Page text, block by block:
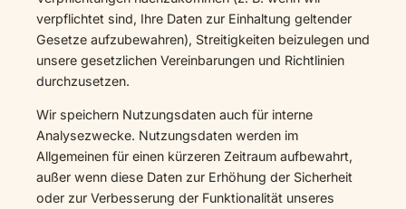
verpflichtet sind, Ihre Daten zur Einhaltung geltender
Gesetze aufzubewahren), Streitigkeiten beizulegen und
unsere gesetzlichen Vereinbarungen und Richtlinien
durchzusetzen.
Wir speichern Nutzungsdaten auch für interne
Analysezwecke. Nutzungsdaten werden im
Allgemeinen für einen kürzeren Zeitraum aufbewahrt,
außer wenn diese Daten zur Erhöhung der Sicherheit
oder zur Verbesserung der Funktionalität unseres